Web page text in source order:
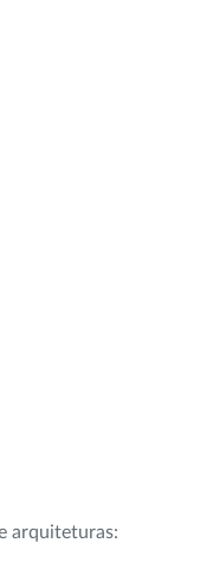
arquiteturas: